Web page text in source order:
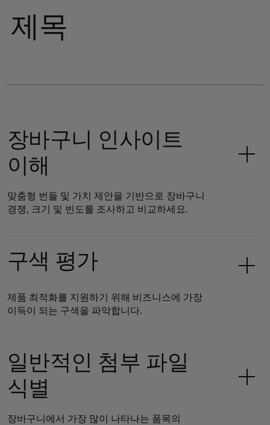
제목
장바구니 인사이트
이해
맞춤형 번들 및 가치 제안을 기반으로 장바구니
경쟁, 크기 및 빈도를 조사하고 비교하세요.
구색 평가
제품 최적화를 지원하기 위해 비즈니스에 가장
이득이 되는 구색을 파악합니다.
일반적인 첨부 파일
식별
장바구니에서 가장 많이 나타나는 품목의